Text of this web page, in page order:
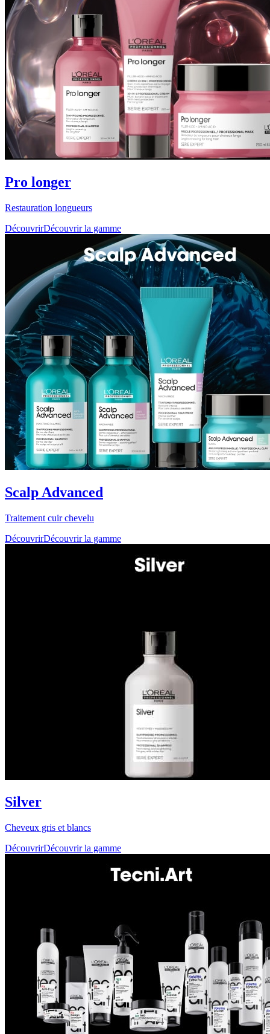
Pro longer
Restauration longueurs
DécouvrirDécouvrir la gamme
Scalp Advanced
Traitement cuir chevelu
DécouvrirDécouvrir la gamme
Silver
Cheveux gris et blancs
DécouvrirDécouvrir la gamme